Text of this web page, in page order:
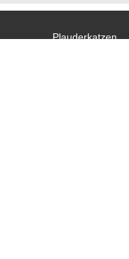
Plauderkatzen